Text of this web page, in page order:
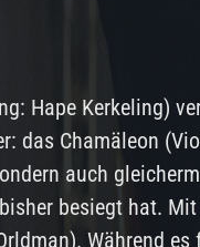
Hape Kerkeling)
das Chamäleon
auch
besiegt hat.
Während